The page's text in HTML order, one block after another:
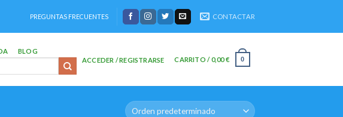
PREGUNTAS FRECUENTES CONTACTAR
BLOG
ACCEDER / REGISTRARSE CARRITO /0,00€ 0